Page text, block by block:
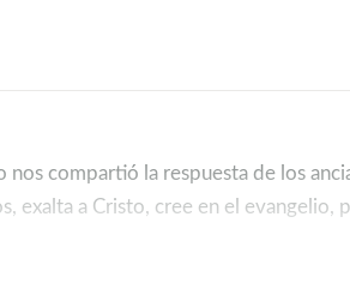
compartió la respuesta de los
exalta a Cristo, cree en el evangelio,